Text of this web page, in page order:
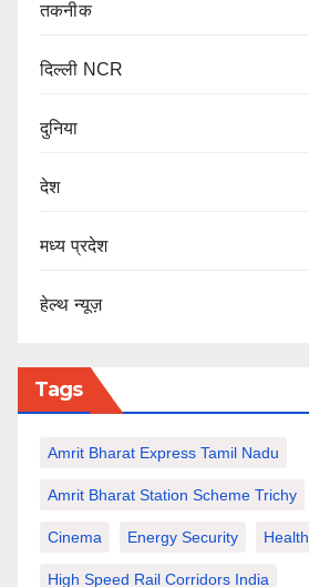
तकनीक
दिल्ली NCR
दुनिया
देश
मध्य प्रदेश
हेल्थ न्यूज़
Tags
Amrit Bharat Express Tamil Nadu
Amrit Bharat Station Scheme Trichy
Cinema Energy Security Health
High Speed Rail Corridors India